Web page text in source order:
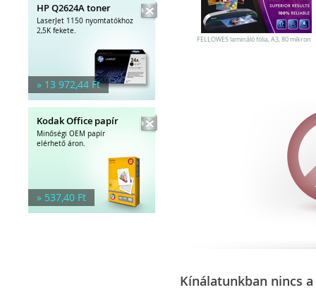
HP Q2624A toner
LaserJet 1150 nyomtatókhoz
2,5K fekete.
» 13 972,44 Ft
Kodak Office papír
Minőségi OEM papír
elérhető áron.
» 537,40 Ft
FELLOWES lamináló fólia, A3, 80 mikron
Kínálatunkban nincs